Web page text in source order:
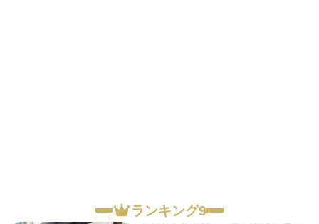
ランキング9